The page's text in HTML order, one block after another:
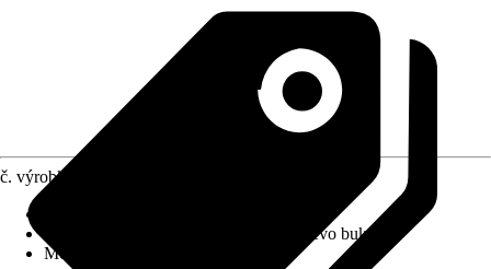
č. výrobku
Lepené dřevo buk
Možný tvar schodiště